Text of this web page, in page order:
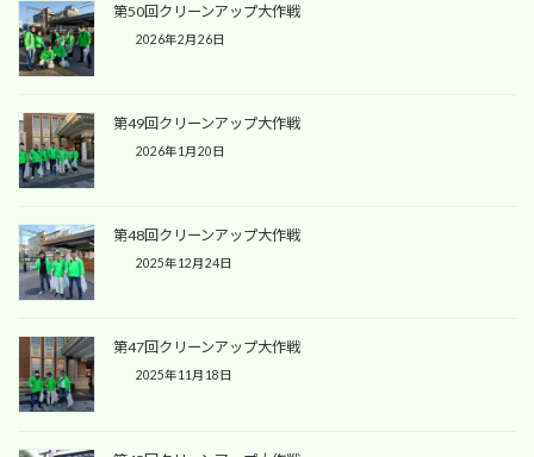
第50回クリーンアップ大作戦
2026年2月26日
第49回クリーンアップ大作戦
2026年1月20日
第48回クリーンアップ大作戦
2025年12月24日
第47回クリーンアップ大作戦
2025年11月18日